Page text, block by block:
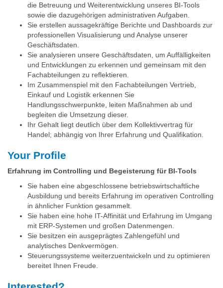
die Betreuung und Weiterentwicklung unseres BI-Tools
sowie die dazugehörigen administrativen Aufgaben.
Sie erstellen aussagekräftige Berichte und Dashboards zur
professionellen Visualisierung und Analyse unserer
Geschäftsdaten.
Sie analysieren unsere Geschäftsdaten, um Auffälligkeiten
und Entwicklungen zu erkennen und gemeinsam mit den
Fachabteilungen zu reflektieren.
Im Zusammenspiel mit den Fachabteilungen Vertrieb,
Einkauf und Logistik erkennen Sie
Handlungsschwerpunkte, leiten Maßnahmen ab und
begleiten die Umsetzung dieser.
Ihr Gehalt liegt deutlich über dem Kollektivvertrag für
Handel; abhängig von Ihrer Erfahrung und Qualifikation.
Your Profile
Erfahrung im Controlling und Begeisterung für BI-Tools
Sie haben eine abgeschlossene betriebswirtschaftliche
Ausbildung und bereits Erfahrung im operativen Controlling
in ähnlicher Funktion gesammelt.
Sie haben eine hohe IT-Affinität und Erfahrung im Umgang
mit ERP-Systemen und großen Datenmengen.
Sie besitzen ein ausgeprägtes Zahlengefühl und
analytisches Denkvermögen.
Steuerungssysteme weiterzuentwickeln und zu optimieren
bereitet Ihnen Freude.